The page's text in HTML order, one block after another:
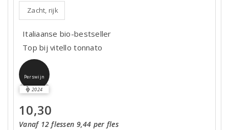
Zacht, rijk
Italiaanse bio-bestseller
Top bij vitello tonnato
Perswijn
2024
10,30
Vanaf 12 flessen 9,44 per fles